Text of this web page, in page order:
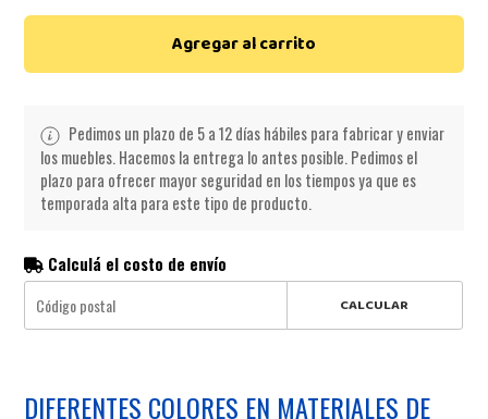
Agregar al carrito
Pedimos un plazo de 5 a 12 días hábiles para fabricar y enviar
los muebles. Hacemos la entrega lo antes posible. Pedimos el
plazo para ofrecer mayor seguridad en los tiempos ya que es
temporada alta para este tipo de producto.
Calculá el costo de envío
CALCULAR
DIFERENTES COLORES EN MATERIALES DE